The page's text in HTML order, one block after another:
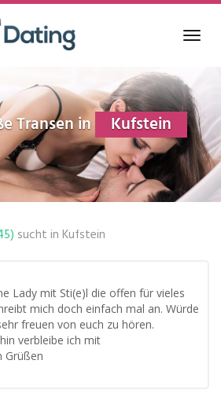
Transen in Kufstein
sucht in Kufstein
Lady mit Sti(e)l die offen für vieles
mich doch einfach mal an. Würde
freuen von euch zu hören.
verbleibe ich mit
Grüßen